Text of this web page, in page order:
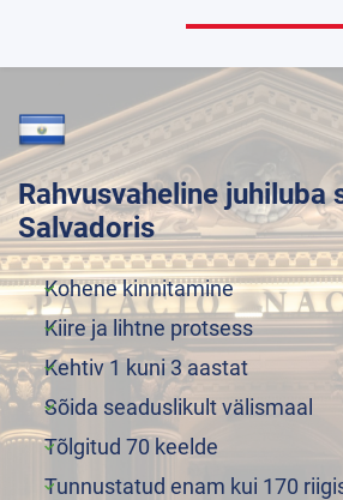
Rahvusvaheline juhiluba
Salvadoris
Kohene kinnitamine
Kiire ja lihtne protsess
Kehtiv 1 kuni 3 aastat
Sõida seaduslikult välismaal
Tõlgitud 70 keelde
Tunnustatud enam kui 170